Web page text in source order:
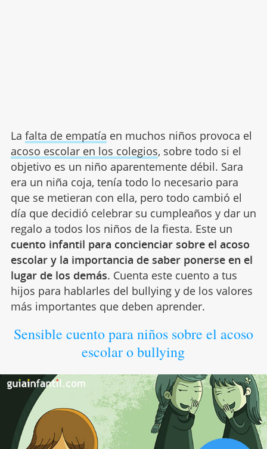
La falta de empatía en muchos niños provoca el
acoso escolar en los colegios, sobre todo si el
objetivo es un niño aparentemente débil. Sara
era un niña coja, tenía todo lo necesario para
que se metieran con ella, pero todo cambió el
día que decidió celebrar su cumpleaños y dar un
regalo a todos los niños de la fiesta. Este un
cuento infantil para concienciar sobre el acoso
escolar y la importancia de saber ponerse en el
lugar de los demás. Cuenta este cuento a tus
hijos para hablarles del bullying y de los valores
más importantes que deben aprender.
Sensible cuento para niños sobre el acoso
escolar o bullying